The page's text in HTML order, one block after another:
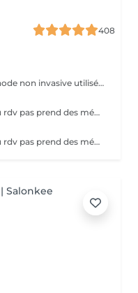
408
Le détatouage au laser est une méthode non invasive utilisée pour enlever un tatouage de la peau en utilisant un laser. Ce processus est très populaire, car il permet de supprimer les tatouages de manière efficace tout en minimisant les risques de cicatrices. Le principe repose sur l'utilisation d e faisceaux lumineux qui fragmentent les pigments du tatouage.
Pas de rdv nécessaire La semaine du rdv pas prend des médicaments, des anti-inflamatoires, des antibiotiques et de cortisone.
Pas de rdv nécessaire La semaine du rdv pas prend des médicaments, des anti-inflamatoires, des antibiotiques et de cortisone.